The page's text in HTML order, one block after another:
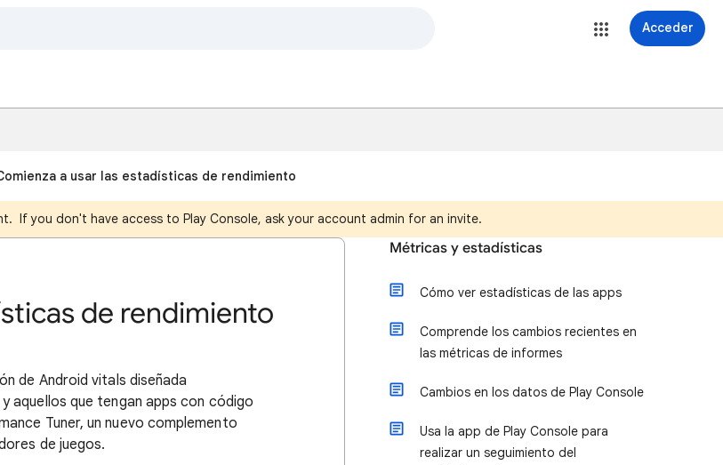
Acceder
a usar las estadísticas de rendimiento
If you don't have access to Play Console, ask your account admin for an invite.
de rendimiento
de Android vitals diseñada
aquellos que tengan apps con código
Tuner, un nuevo complemento
de juegos.
Métricas y estadísticas
Cómo ver estadísticas de las apps
Comprende los cambios recientes en
las métricas de informes
Cambios en los datos de Play Console
Usa la app de Play Console para
realizar un seguimiento del